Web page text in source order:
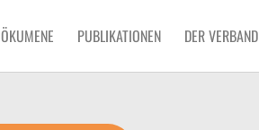
ÖKUMENE PUBLIKATIONEN DER VERBAND